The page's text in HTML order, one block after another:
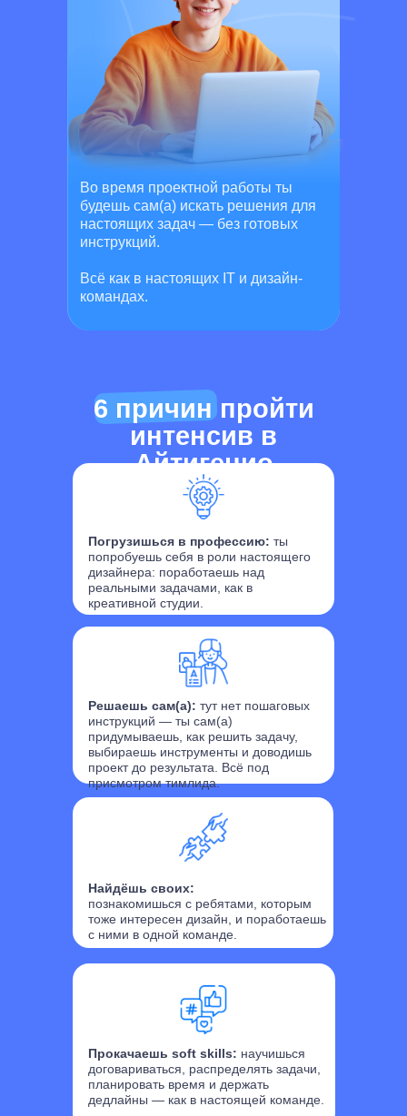
Во время проектной работы ты
будешь сам(а) искать решения для
настоящих задач — без готовых
инструкций.
Всё как в настоящих IT и дизайн-
командах.
Погрузишься в профессию: ты
попробуешь себя в роли настоящего
дизайнера: поработаешь над
реальными задачами, как в
креативной студии.
Прокачаешь soft skills: научишься
договариваться, распределять задачи,
планировать время и держать
дедлайны — как в настоящей команде.
Решаешь сам(а): тут нет пошаговых
инструкций — ты сам(а)
придумываешь, как решить задачу,
выбираешь инструменты и доводишь
проект до результата. Всё под
присмотром тимлида.
Найдёшь своих:
познакомишься с ребятами, которым
тоже интересен дизайн, и поработаешь
с ними в одной команде.
6 причин пройти
интенсив в
Айтигенио